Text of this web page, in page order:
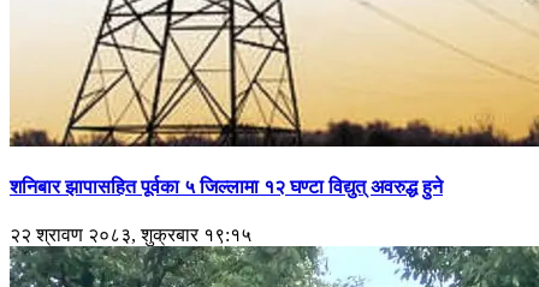
शनिबार झापासहित पूर्वका ५ जिल्लामा १२ घण्टा विद्युत् अवरुद्ध हुने
२२ श्रावण २०८३, शुक्रबार १९:१५